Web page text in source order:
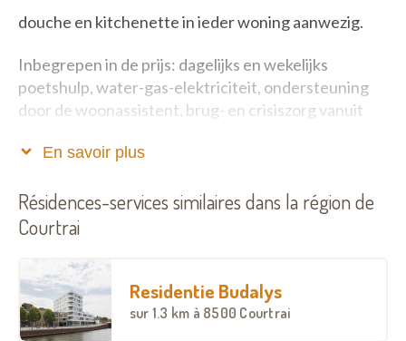
douche en kitchenette in ieder woning aanwezig.
Inbegrepen in de prijs: dagelijks en wekelijks
poetshulp, water-gas-elektriciteit, ondersteuning
door de woonassistent, brug- en crisiszorg vanuit
voorrangsregel bij opname woonzorgcentrum
Extra aanbod (mits betaling):
- ontbijt – middagmaal – avondmaal kan
aangeboden worden in de woning of in het
restaurant
- extra activiteitenaanbod en workshops op maat
En savoir plus
Résidences-services similaires dans la région de
Courtrai
Residentie Budalys
sur 1.3 km à 8500 Courtrai